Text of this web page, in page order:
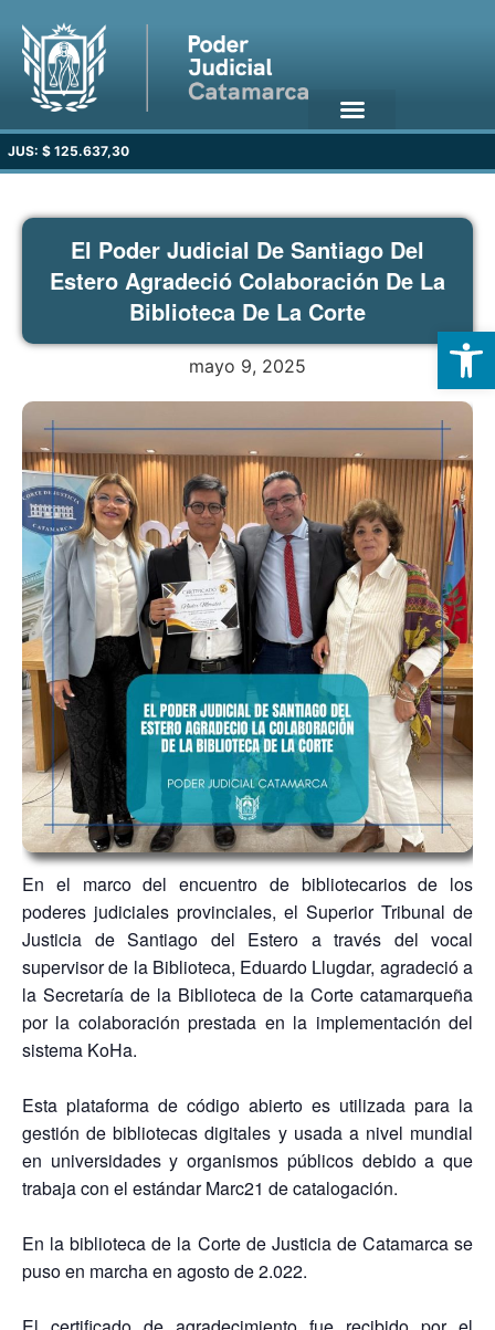
JUS: $ 125.637,30
El Poder Judicial De Santiago Del
Estero Agradeció Colaboración De La
Biblioteca De La Corte
mayo 9, 2025
En el marco del encuentro de bibliotecarios de los
poderes judiciales provinciales, el Superior Tribunal de
Justicia de Santiago del Estero a través del vocal
supervisor de la Biblioteca, Eduardo Llugdar, agradeció a
la Secretaría de la Biblioteca de la Corte catamarqueña
por la colaboración prestada en la implementación del
sistema KoHa.
Esta plataforma de código abierto es utilizada para la
gestión de bibliotecas digitales y usada a nivel mundial
en universidades y organismos públicos debido a que
trabaja con el estándar Marc21 de catalogación.
En la biblioteca de la Corte de Justicia de Catamarca se
puso en marcha en agosto de 2.022.